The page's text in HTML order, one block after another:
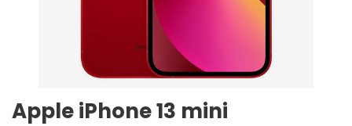
Apple iPhone 13 mini